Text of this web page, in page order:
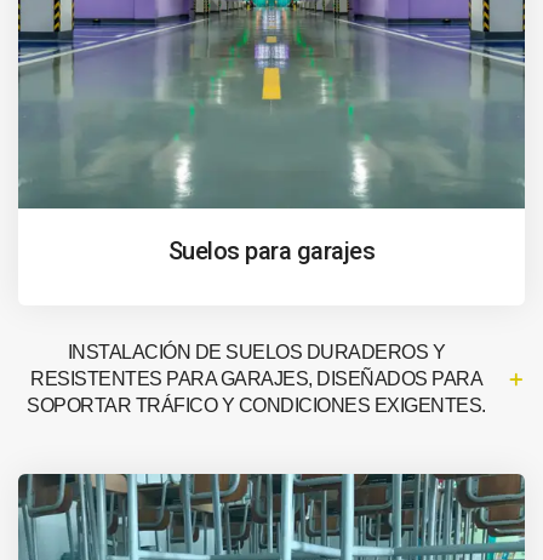
Suelos para garajes
INSTALACIÓN DE SUELOS DURADEROS Y
RESISTENTES PARA GARAJES, DISEÑADOS PARA
SOPORTAR TRÁFICO Y CONDICIONES EXIGENTES.